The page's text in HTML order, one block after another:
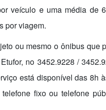
veículo e uma média de
por viagem.
ou mesmo o ônibus que
no 3452.9228 /
está disponível das 8h
fixo ou telefone